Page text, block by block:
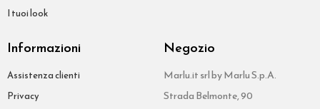
I tuoi look
Informazioni
Assistenza clienti
Privacy
Negozio
Marlu.it srl by Marlu S.p.A.
Strada Belmonte, 90